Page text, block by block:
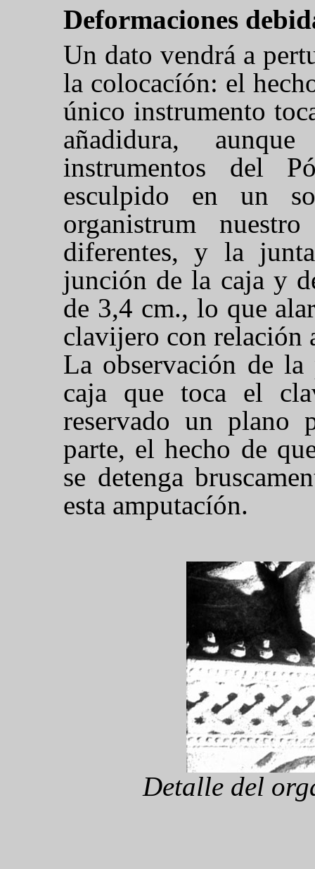
Deformaciones
Un dato vendrá a
la colocacíón: el
único instrumento
añadidura,
instrumentos del
esculpido en un
organistrum
diferentes, y la
junción de la caja y
de 3,4 cm., lo que
clavijero con relación
La observación de
caja que toca el
reservado un plano
parte, el hecho de
se detenga
esta amputacíón.
Detalle del